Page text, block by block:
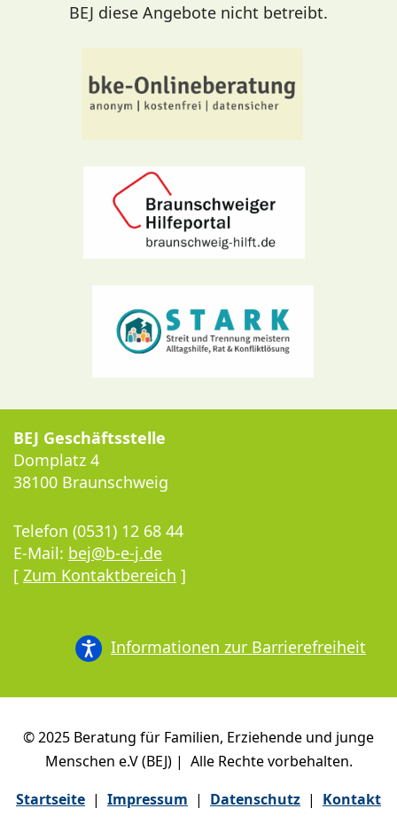
BEJ diese Angebote nicht betreibt.
BEJ Geschäftsstelle
Domplatz 4
38100 Braunschweig
Telefon (0531) 12 68 44
E-Mail: bej@b-e-j.de
[ Zum Kontaktbereich ]
Informationen zur Barrierefreiheit
© 2025 Beratung für Familien, Erziehende und junge
Menschen e.V (BEJ) | Alle Rechte vorbehalten.
Startseite | Impressum | Datenschutz | Kontakt